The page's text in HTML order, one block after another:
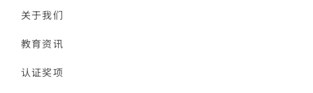
关于我们
教育资讯
认证奖项